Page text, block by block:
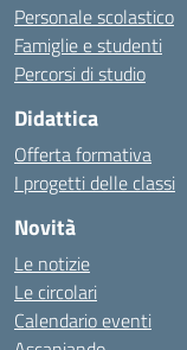
Personale scolastico
Famiglie e studenti
Percorsi di studio
Didattica
Offerta formativa
I progetti delle classi
Novità
Le notizie
Le circolari
Calendario eventi